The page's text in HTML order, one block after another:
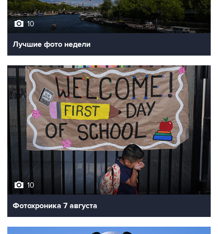
10
Лучшие фото недели
10
Фотохроника 7 августа